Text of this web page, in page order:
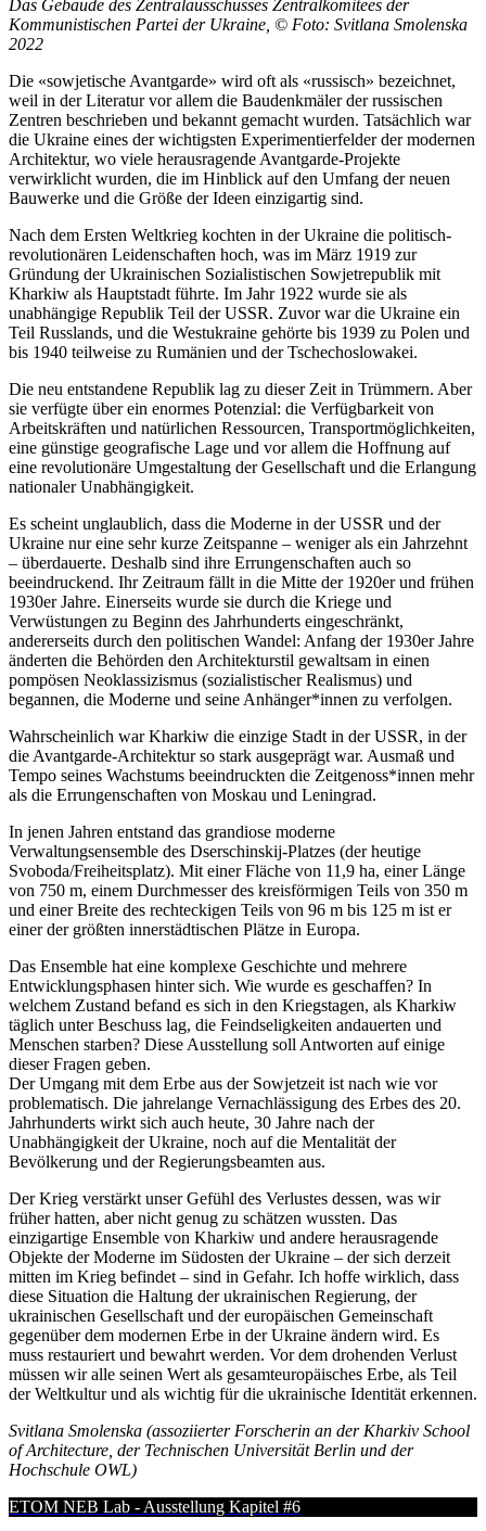
Das Gebäude des Zentralausschusses Zentralkomitees der
Kommunistischen Partei der Ukraine, © Foto: Svitlana Smolenska
2022
Die «sowjetische Avantgarde» wird oft als «russisch» bezeichnet,
weil in der Literatur vor allem die Baudenkmäler der russischen
Zentren beschrieben und bekannt gemacht wurden. Tatsächlich war
die Ukraine eines der wichtigsten Experimentierfelder der modernen
Architektur, wo viele herausragende Avantgarde-Projekte
verwirklicht wurden, die im Hinblick auf den Umfang der neuen
Bauwerke und die Größe der Ideen einzigartig sind.
Nach dem Ersten Weltkrieg kochten in der Ukraine die politisch-
revolutionären Leidenschaften hoch, was im März 1919 zur
Gründung der Ukrainischen Sozialistischen Sowjetrepublik mit
Kharkiw als Hauptstadt führte. Im Jahr 1922 wurde sie als
unabhängige Republik Teil der USSR. Zuvor war die Ukraine ein
Teil Russlands, und die Westukraine gehörte bis 1939 zu Polen und
bis 1940 teilweise zu Rumänien und der Tschechoslowakei.
Die neu entstandene Republik lag zu dieser Zeit in Trümmern. Aber
sie verfügte über ein enormes Potenzial: die Verfügbarkeit von
Arbeitskräften und natürlichen Ressourcen, Transportmöglichkeiten,
eine günstige geografische Lage und vor allem die Hoffnung auf
eine revolutionäre Umgestaltung der Gesellschaft und die Erlangung
nationaler Unabhängigkeit.
Es scheint unglaublich, dass die Moderne in der USSR und der
Ukraine nur eine sehr kurze Zeitspanne – weniger als ein Jahrzehnt
– überdauerte. Deshalb sind ihre Errungenschaften auch so
beeindruckend. Ihr Zeitraum fällt in die Mitte der 1920er und frühen
1930er Jahre. Einerseits wurde sie durch die Kriege und
Verwüstungen zu Beginn des Jahrhunderts eingeschränkt,
andererseits durch den politischen Wandel: Anfang der 1930er Jahre
änderten die Behörden den Architekturstil gewaltsam in einen
pompösen Neoklassizismus (sozialistischer Realismus) und
begannen, die Moderne und seine Anhänger*innen zu verfolgen.
Wahrscheinlich war Kharkiw die einzige Stadt in der USSR, in der
die Avantgarde-Architektur so stark ausgeprägt war. Ausmaß und
Tempo seines Wachstums beeindruckten die Zeitgenoss*innen mehr
als die Errungenschaften von Moskau und Leningrad.
In jenen Jahren entstand das grandiose moderne
Verwaltungsensemble des Dserschinskij-Platzes (der heutige
Svoboda/Freiheitsplatz). Mit einer Fläche von 11,9 ha, einer Länge
von 750 m, einem Durchmesser des kreisförmigen Teils von 350 m
und einer Breite des rechteckigen Teils von 96 m bis 125 m ist er
einer der größten innerstädtischen Plätze in Europa.
Das Ensemble hat eine komplexe Geschichte und mehrere
Entwicklungsphasen hinter sich. Wie wurde es geschaffen? In
welchem Zustand befand es sich in den Kriegstagen, als Kharkiw
täglich unter Beschuss lag, die Feindseligkeiten andauerten und
Menschen starben? Diese Ausstellung soll Antworten auf einige
dieser Fragen geben.
Der Umgang mit dem Erbe aus der Sowjetzeit ist nach wie vor
problematisch. Die jahrelange Vernachlässigung des Erbes des 20.
Jahrhunderts wirkt sich auch heute, 30 Jahre nach der
Unabhängigkeit der Ukraine, noch auf die Mentalität der
Bevölkerung und der Regierungsbeamten aus.
Der Krieg verstärkt unser Gefühl des Verlustes dessen, was wir
früher hatten, aber nicht genug zu schätzen wussten. Das
einzigartige Ensemble von Kharkiw und andere herausragende
Objekte der Moderne im Südosten der Ukraine – der sich derzeit
mitten im Krieg befindet – sind in Gefahr. Ich hoffe wirklich, dass
diese Situation die Haltung der ukrainischen Regierung, der
ukrainischen Gesellschaft und der europäischen Gemeinschaft
gegenüber dem modernen Erbe in der Ukraine ändern wird. Es
muss restauriert und bewahrt werden. Vor dem drohenden Verlust
müssen wir alle seinen Wert als gesamteuropäisches Erbe, als Teil
der Weltkultur und als wichtig für die ukrainische Identität erkennen.
Svitlana Smolenska (assoziierter Forscherin an der Kharkiv School
of Architecture, der Technischen Universität Berlin und der
Hochschule OWL)
ETOM NEB Lab - Ausstellung Kapitel #6